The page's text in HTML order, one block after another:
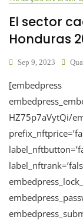
El sector
Honduras
Sep 9, 2023
[embedpress
HZ75p7aVytQi/